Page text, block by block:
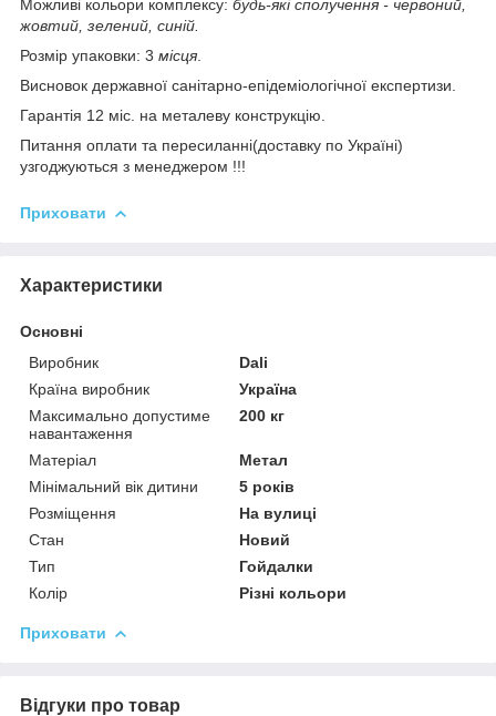
Можливі кольори комплексу: будь-які сполучення - червоний,
жовтий, зелений, синій.
Розмір упаковки: 3 місця
Висновок державної санітарно-епідеміологічної експертизи.
Гарантія 12 міс. на металеву конструкцію.
Питання оплати та пересиланні(доставку по Україні)
узгоджуються з менеджером !!!
Приховати
Характеристики
Основні
Виробник
Dali
Країна виробник
Україна
Максимально допустиме
навантаження
200 кг
Матеріал
Метал
Мінімальний вік дитини
5 років
Розміщення
На вулиці
Стан
Новий
Тип
Гойдалки
Колір
Різні кольори
Приховати
Відгуки про товар